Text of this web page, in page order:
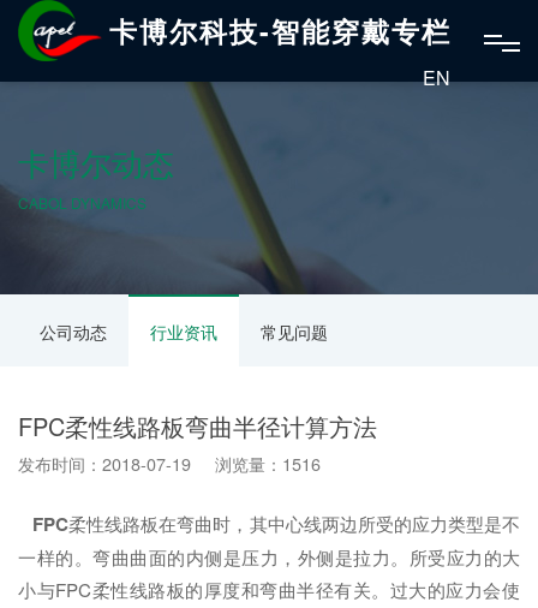
卡博尔科技-智能穿戴专栏
EN
卡博尔动态
CABOL DYNAMICS
公司动态 行业资讯 常见问题
FPC柔性线路板弯曲半径计算方法
发布时间：2018-07-19 浏览量：1516
FPC柔性线路板在弯曲时，其中心线两边所受的应力类型是不
一样的。弯曲曲面的内侧是压力，外侧是拉力。所受应力的大
小与FPC柔性线路板的厚度和弯曲半径有关。过大的应力会使